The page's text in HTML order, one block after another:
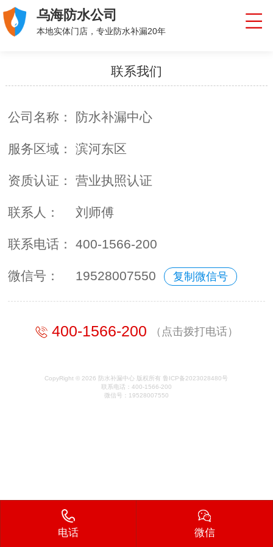
乌海防水公司
本地实体门店，专业防水补漏20年
联系我们
公司名称： 防水补漏中心
服务区域： 滨河东区
资质认证： 营业执照认证
联系人： 刘师傅
联系电话： 400-1566-200
微信号： 19528007550 复制微信号
400-1566-200 （点击拨打电话）
CopyRight © 2026 防水补漏中心 版权所有 鲁ICP备2023028480号
联系电话：400-1566-200
微信号：19528007550
电话 微信